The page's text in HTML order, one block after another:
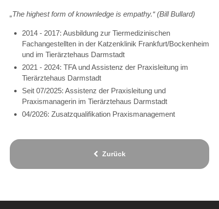
„The highest form of knownledge is empathy.“ (Bill Bullard)
2014 - 2017: Ausbildung zur Tiermedizinischen
Fachangestellten in der Katzenklinik Frankfurt/Bockenheim
und im Tierärztehaus Darmstadt
2021 - 2024: TFA und Assistenz der Praxisleitung im
Tierärztehaus Darmstadt
Seit 07/2025: Assistenz der Praxisleitung und
Praxismanagerin im Tierärztehaus Darmstadt
04/2026: Zusatzqualifikation Praxismanagement
Zurück